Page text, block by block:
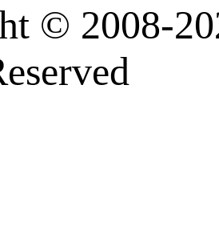
© 2008-